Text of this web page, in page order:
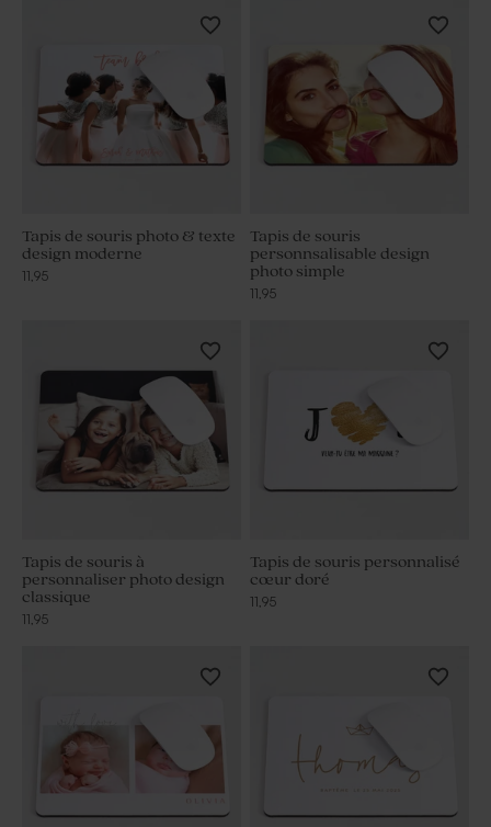
Tapis de souris photo & texte
design moderne
11,95
Tapis de souris
personnsalisable design
photo simple
11,95
Tapis de souris à
personnaliser photo design
classique
11,95
Tapis de souris personnalisé
cœur doré
11,95